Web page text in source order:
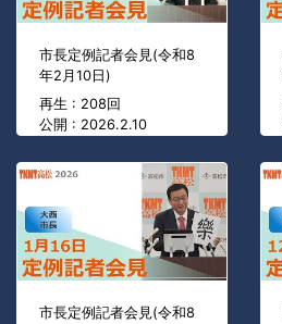
市長定例記者会見(令和8
年2月10日)
再生 : 208回
公開 : 2026.2.10
市長定例記者会見(令和8